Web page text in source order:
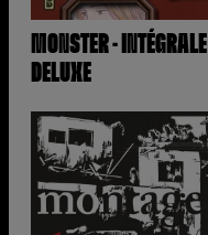
MONSTER - INTÉGRALE
DELUXE